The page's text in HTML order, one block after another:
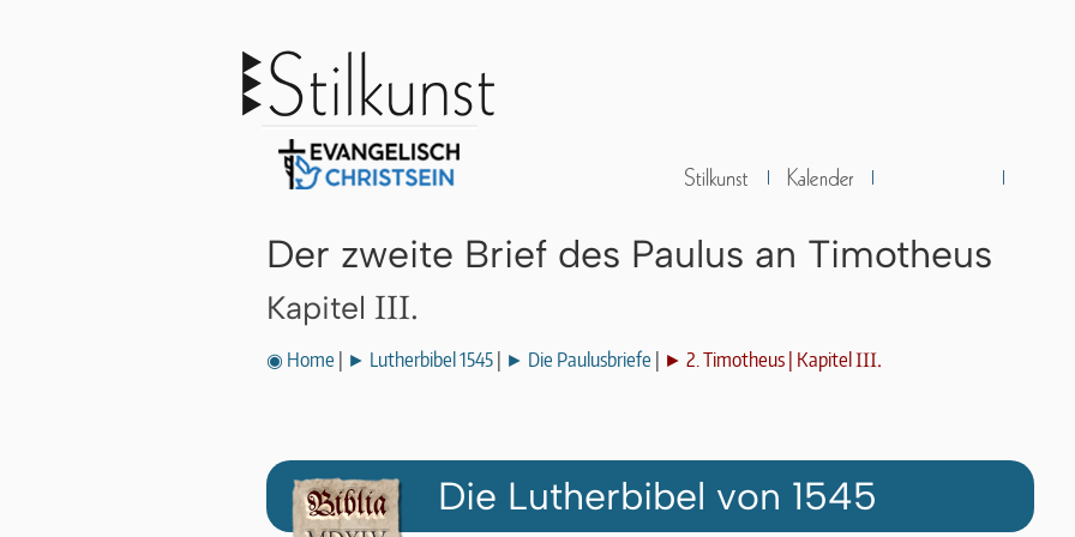
Der zweite Brief des Paulus an Timotheus
Kapitel III.
◉ Home ► Lutherbibel 1545 ► Die Paulusbriefe ► 2. Timotheus | Kapitel III.
Die Lutherbibel von 1545